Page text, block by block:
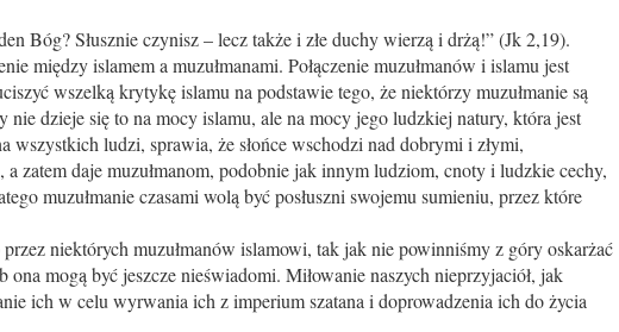
Bóg? Słusznie czynisz – lecz także i złe duchy wierzą i drżą!” (Jk 2,19).
między islamem a muzułmanami. Połączenie muzułmanów i islamu jest
wszelką krytykę islamu na podstawie tego, że niektórzy muzułmanie są
dzieje się to na mocy islamu, ale na mocy jego ludzkiej natury, która jest
ludzi, sprawia, że słońce wschodzi nad dobrymi i złymi,
zatem daje muzułmanom, podobnie jak innym ludziom, cnoty i ludzkie cechy,
muzułmanie czasami wolą być posłuszni swojemu sumieniu, przez które
niektórych muzułmanów islamowi, tak jak nie powinniśmy z góry oskarżać
mogą być jeszcze nieświadomi. Miłowanie naszych nieprzyjaciół, jak
ich w celu wyrwania ich z imperium szatana i doprowadzenia ich do życia